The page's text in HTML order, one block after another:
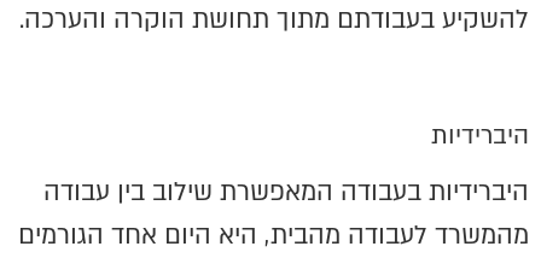
להשקיע בעבודתם מתוך תחושת הוקרה והערכה.
היברידיות
היברידיות בעבודה המאפשרת שילוב בין עבודה
מהמשרד לעבודה מהבית, היא היום אחד הגורמים